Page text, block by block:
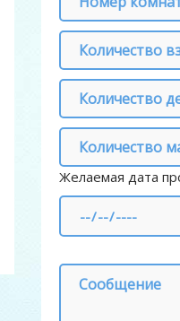
Желаемая дата